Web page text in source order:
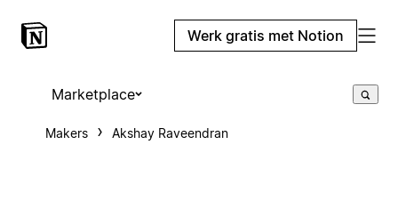
Werk gratis met Notion
Marketplace
Makers Akshay Raveendran